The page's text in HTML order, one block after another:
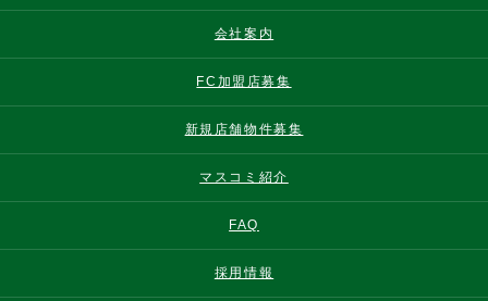
会社案内
FC加盟店募集
新規店舗物件募集
マスコミ紹介
FAQ
採用情報